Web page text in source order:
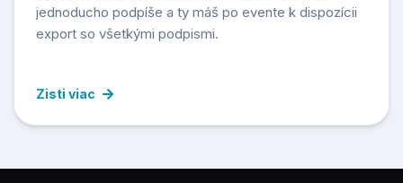
jednoducho podpíše a ty máš po evente k dispozícii
export so všetkými podpismi.
Zisti viac